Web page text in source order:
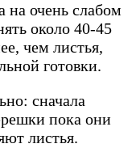
на очень слабом
около 40-45
чем листья,
готовки.
сначала
пока они
листья.